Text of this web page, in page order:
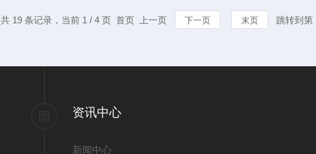
共 19 条记录，当前 1 / 4 页 首页 上一页 下一页 末页 跳转到第
资讯中心
新闻中心